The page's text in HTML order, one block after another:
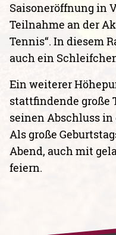
Saisoneröffnung in
Teilnahme an der
Tennis“. In diesem
auch ein
Ein weiterer
stattfindende große
seinen Abschluss in
Als große
Abend, auch mit
feiern.